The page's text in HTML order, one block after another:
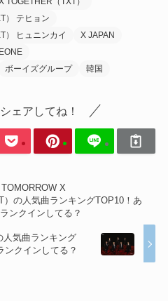
） テヒョン
） ヒュニンカイ
X JAPAN
ボーイズグループ 韓国
ェアしてね！
TOMORROW X
）の人気曲ランキングTOP10！あ
ンクインしてる？
人気曲ランキング
ンクインしてる？